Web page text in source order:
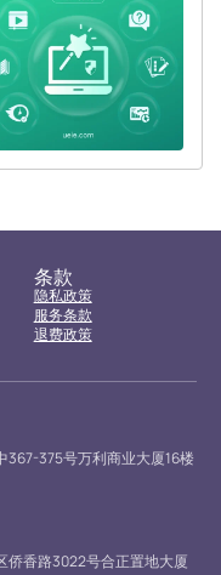
条款
隐私政策
服务条款
退费政策
367-375号万利商业大厦16楼
侨香路3022号合正置地大厦